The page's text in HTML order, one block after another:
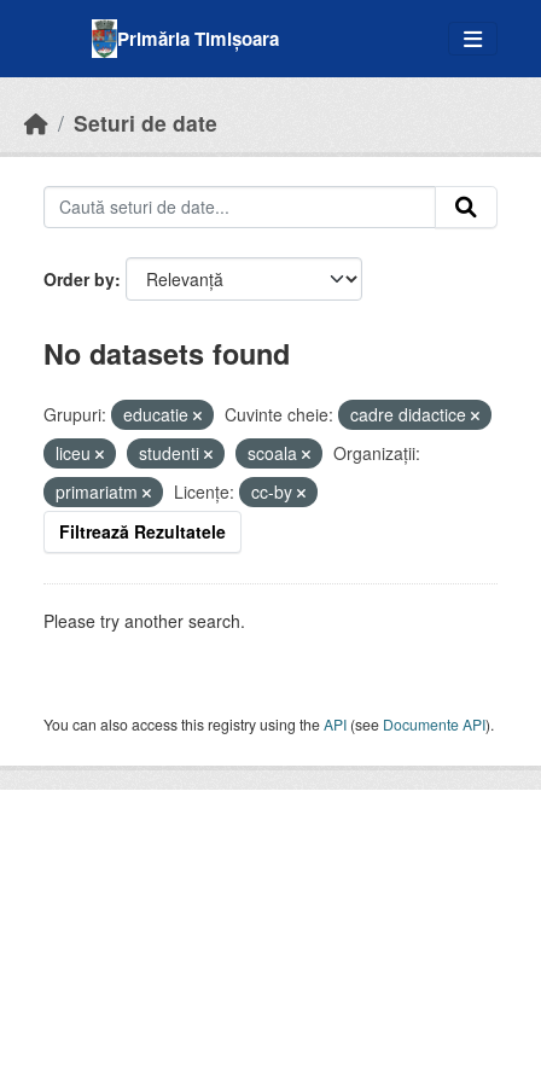
Primăria Timișoara
Seturi de date
Order by
No datasets found
Grupuri: educatie Cuvinte cheie:
cadre didactice
liceu
studenti scoala
Organizații:
primariatm
Licenţe:
cc-by
Filtrează Rezultatele
Please try another search.
You can also access this registry using theAPI (see Documente API).